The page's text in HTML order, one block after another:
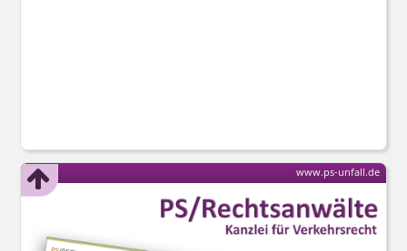
www.ps-unfall.de